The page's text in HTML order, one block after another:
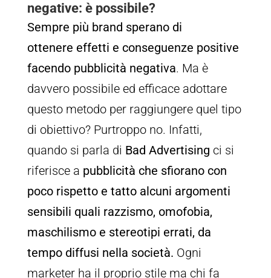
negative: è possibile?
Sempre più brand sperano di
ottenere effetti e conseguenze positive
facendo pubblicità negativa. Ma è
davvero possibile ed efficace adottare
questo metodo per raggiungere quel tipo
di obiettivo? Purtroppo no. Infatti,
quando si parla di Bad Advertising ci si
riferisce a pubblicità che sfiorano con
poco rispetto e tatto alcuni argomenti
sensibili quali razzismo, omofobia,
maschilismo e stereotipi errati, da
tempo diffusi nella società. Ogni
marketer ha il proprio stile ma chi fa